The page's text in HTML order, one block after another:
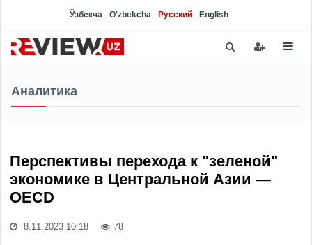
Ўзбекча O'zbekcha Русский English
Аналитика
Перспективы перехода к "зеленой"
экономике в Центральной Азии —
OECD
8.11.2023 10:18 78